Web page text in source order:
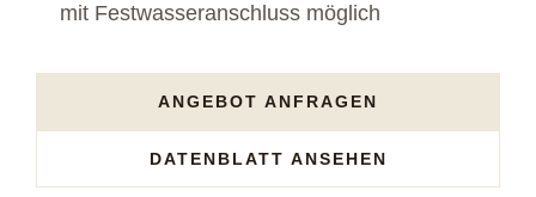
mit Festwasseranschluss möglich
ANGEBOT ANFRAGEN
DATENBLATT ANSEHEN